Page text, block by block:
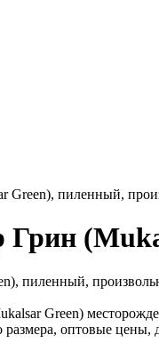
Green), пиленный,
пиленный,
Green)
оптовые